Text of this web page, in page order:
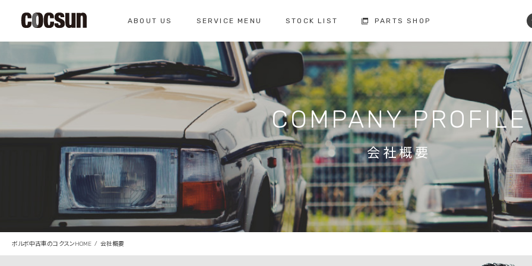
ABOUT US
私たちについて コクスンについて フィロソフィー 人と環境への配慮
仕入れの基準 お車の保証
SERVICE MENU
サービスメニュー 車検のご案内 修理・点検・メンテナンス
クラシックカー整備 ボルボ故障事例集
STOCK LIST PARTS SHOP
CONTACT
お問い合わせ
コクスン北名古屋
0568-26-7071
コクスン土浦
029-846-0727
コクスン野田
04-7137-7255
総合お問い合わせ 車検のお問い合わせ
修理・点検・
メンテナンスの
お問い合わせ
クラシックカー整備の
お問い合わせ
買取のお問い合わせ
注文販売の
お問い合わせ
COMPANY PROFILE
会社概要
ボルボ中古車のコクスンHOME 会社概要